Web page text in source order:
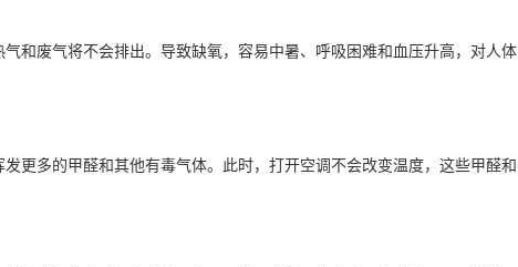
和废气将不会排出。导致缺氧，容易中暑、呼吸困难和血压升高，对人体
更多的甲醛和其他有毒气体。此时，打开空调不会改变温度，这些甲醛和